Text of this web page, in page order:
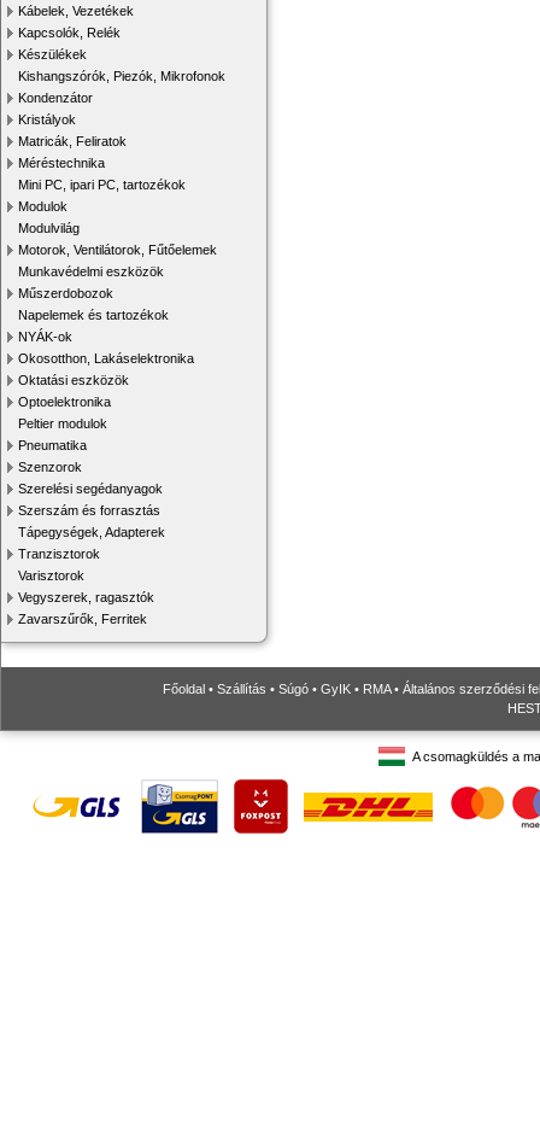
Kábelek, Vezetékek
Kapcsolók, Relék
Készülékek
Kishangszórók, Piezók, Mikrofonok
Kondenzátor
Kristályok
Matricák, Feliratok
Méréstechnika
Mini PC, ipari PC, tartozékok
Modulok
Modulvilág
Motorok, Ventilátorok, Fűtőelemek
Munkavédelmi eszközök
Műszerdobozok
Napelemek és tartozékok
NYÁK-ok
Okosotthon, Lakáselektronika
Oktatási eszközök
Optoelektronika
Peltier modulok
Pneumatika
Szenzorok
Szerelési segédanyagok
Szerszám és forrasztás
Tápegységek, Adapterek
Tranzisztorok
Varisztorok
Vegyszerek, ragasztók
Zavarszűrők, Ferritek
Főoldal • Szállítás • Súgó • GyIK • RMA• Általános szerződési
A csomagküldés a